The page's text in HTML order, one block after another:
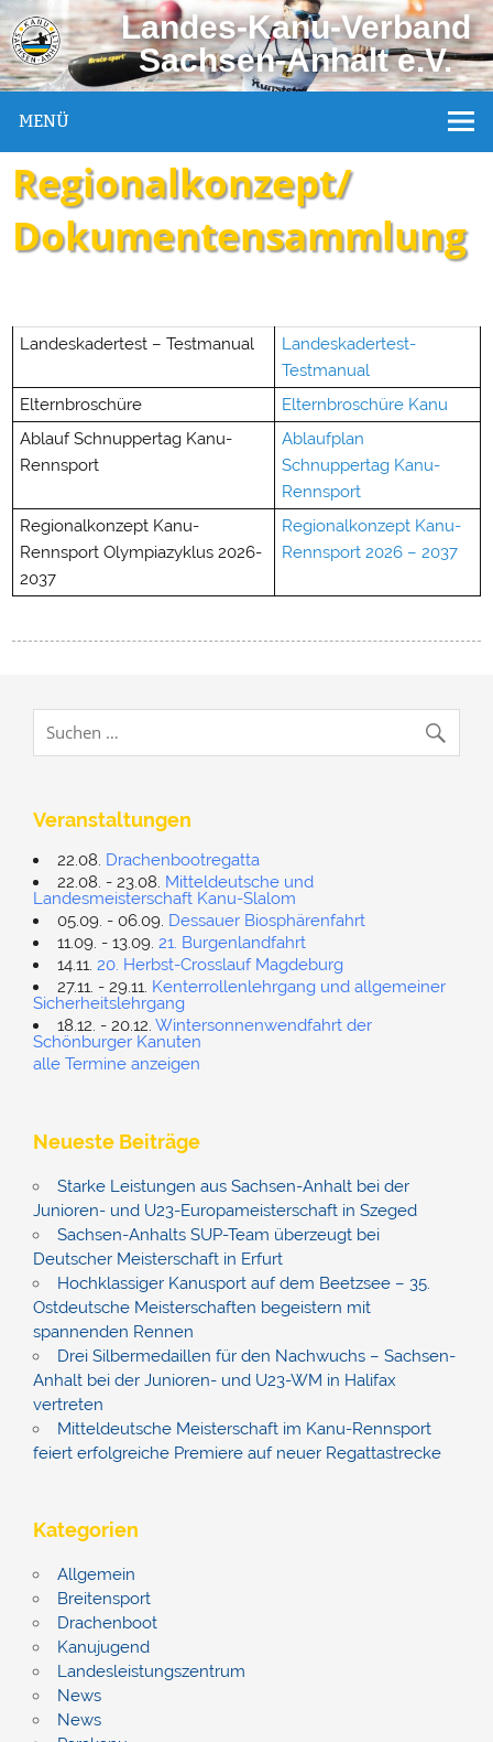
Landes-Kanu-Verband
Sachsen-Anhalt e.V.
MENÜ
Regionalkonzept/
Dokumentensammlung
Landeskadertest – Testmanual
Landeskadertest-
Testmanual
Elternbroschüre
Elternbroschüre Kanu
Ablauf Schnuppertag Kanu-
Rennsport
Ablaufplan
Schnuppertag Kanu-
Rennsport
Regionalkonzept Kanu-
Rennsport Olympiazyklus 2026-
2037
Regionalkonzept Kanu-
Rennsport 2026 – 2037
Veranstaltungen
22.08. Drachenbootregatta
22.08. - 23.08. Mitteldeutsche und
Landesmeisterschaft Kanu-Slalom
05.09. - 06.09. Dessauer Biosphärenfahrt
11.09. - 13.09. 21. Burgenlandfahrt
14.11. 20. Herbst-Crosslauf Magdeburg
27.11. - 29.11. Kenterrollenlehrgang und allgemeiner
Sicherheitslehrgang
18.12. - 20.12. Wintersonnenwendfahrt der
Schönburger Kanuten
alle Termine anzeigen
Neueste Beiträge
Starke Leistungen aus Sachsen-Anhalt bei der
Junioren- und U23-Europameisterschaft in Szeged
Sachsen-Anhalts SUP-Team überzeugt bei
Deutscher Meisterschaft in Erfurt
Hochklassiger Kanusport auf dem Beetzsee – 35.
Ostdeutsche Meisterschaften begeistern mit
spannenden Rennen
Drei Silbermedaillen für den Nachwuchs – Sachsen-
Anhalt bei der Junioren- und U23-WM in Halifax
vertreten
Mitteldeutsche Meisterschaft im Kanu-Rennsport
feiert erfolgreiche Premiere auf neuer Regattastrecke
Kategorien
Allgemein
Breitensport
Drachenboot
Kanujugend
Landesleistungszentrum
News
News